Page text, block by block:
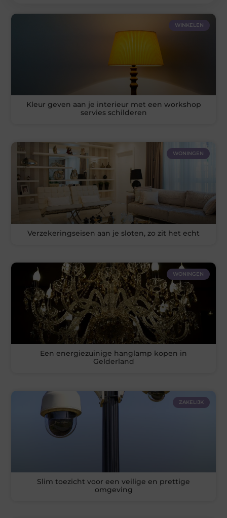
WINKELEN
Kleur geven aan je interieur met een workshop
servies schilderen
WONINGEN
Verzekeringseisen aan je sloten, zo zit het echt
WONINGEN
Een energiezuinige hanglamp kopen in
Gelderland
ZAKELIJK
Slim toezicht voor een veilige en prettige
omgeving